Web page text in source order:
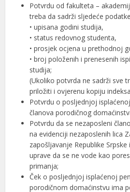
Potvrdu od fakulteta –
treba da sadrži sljedeće
• upisana godini studija,
• status redovnog studenta,
• prosjek ocjena u prethodnoj
• broj položenih i prenesenih
studija;
(Ukoliko potvrda ne sadrži sve
priložiti i ovjerenu kopiju
Potvrdu o posljednjoj
članova porodičnog
Potvrdu da se nezaposleni
na evidenciji nezaposlenih lica
zapošljavanje Republike
uprave da se ne vode kao
primanja;
Ček o posljednjoj isplaćenoj
porodičnom domaćinstvu ima